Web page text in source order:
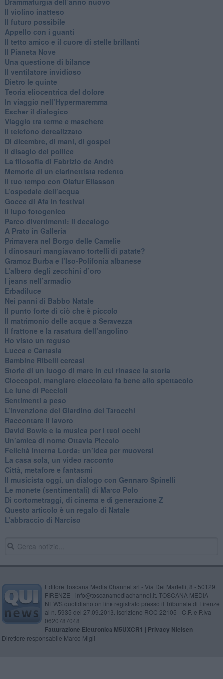
​Drammaturgia dell’anno nuovo
​Il violino inatteso
​Il futuro possibile
​Appello con i guanti
​Il tetto amico e il cuore di stelle brillanti
​Il Pianeta Nove
​Una questione di bilance
​Il ventilatore invidioso
​Dietro le quinte
​Teoria eliocentrica del dolore
In viaggio nell’Hypermaremma
​Escher il dialogico
​Viaggio tra terme e maschere
Il telefono derealizzato
​Di dicembre, di mani, di gospel
​Il disagio del pollice
​La filosofia di Fabrizio de André
Memorie di un clarinettista redento
​Il tuo tempo con Olafur Eliasson
​L’ospedale dell’acqua
​Gocce di Afa in festival
​Il lupo fotogenico
​Parco divertimenti: il decalogo
​A Prato in Galleria
​Primavera nel Borgo delle Camelie
I dinosauri mangiavano tortelli di patate?
​Gramoz Burba e l’Iso-Polifonia albanese
L’albero degli zecchini d’oro
​I jeans nell’armadio
Erbadiluce
Nei panni di Babbo Natale
​Il punto forte di ciò che è piccolo
​Il matrimonio delle acque a Seravezza
​Il frattone e la rasatura dell’angolino
​Ho visto un reguso
Lucca e Cartasia
Bambine Ribelli cercasi
Storie di un luogo di mare in cui rinasce la storia
Cioccopoi, mangiare cioccolato fa bene allo spettacolo
​Le lune di Peccioli
​Sentimenti a peso
​L’invenzione del Giardino dei Tarocchi
​Raccontare il lavoro
David Bowie e la musica per i tuoi occhi
Un’amica di nome Ottavia Piccolo
​Felicità Interna Lorda: un’idea per muoversi
​La casa sola, un video racconto
​Città, metafore e fantasmi
Il musicista oggi, un dialogo con Gennaro Spinelli
Le monete (sentimentali) di Marco Polo
​Di cortometraggi, di cinema e di generazione Z
​Questo articolo è un regalo di Natale
L’abbraccio di Narciso
Editore Toscana Media Channel srl - Via Dei Martelli, 8 - 50129
FIRENZE - info@toscanamediachannel.it. TOSCANA MEDIA
NEWS quotidiano on line registrato presso il Tribunale di Firenze
al n. 5935 del 27.09.2013. Iscrizione ROC 22105 - C.F. e P.Iva
0620787048
Fatturazione Elettronica M5UXCR1 | Privacy Nielsen
Direttore responsabile Marco Migli